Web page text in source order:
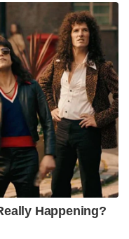
Happening?